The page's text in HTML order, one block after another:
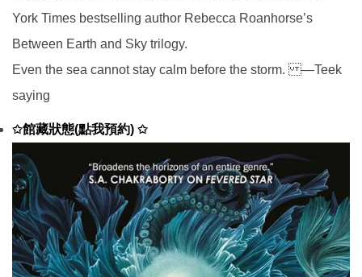
York Times bestselling author Rebecca Roanhorse’s
Between Earth and Sky trilogy.
Even the sea cannot stay calm before the storm. —Teek
saying
✩館藏狀態(點我預約) ✩